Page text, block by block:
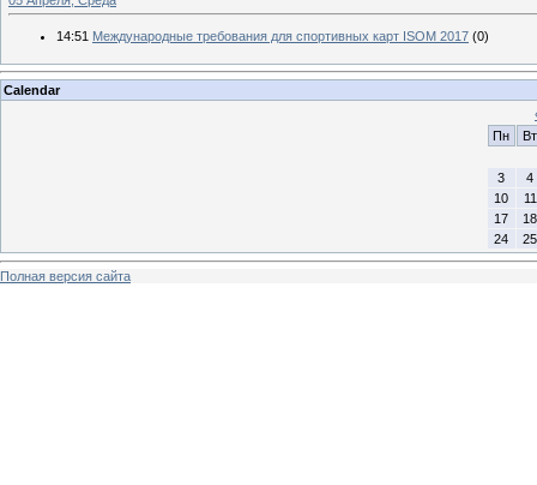
14:51 Международные требования для спортивных карт ISOM 2017 (0)
Calendar
Пн
Вт
3
4
10
11
17
18
24
25
Полная версия сайта